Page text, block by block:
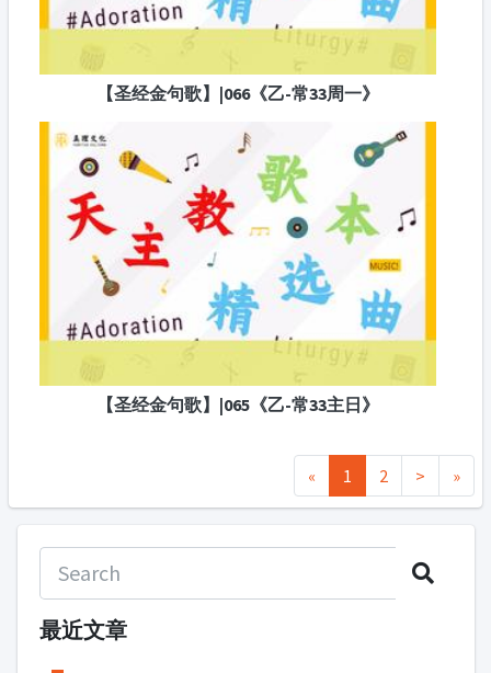
【圣经金句歌】|066《乙-常33周一》
【圣经金句歌】|065《乙-常33主日》
« 1 2 > »
最近文章